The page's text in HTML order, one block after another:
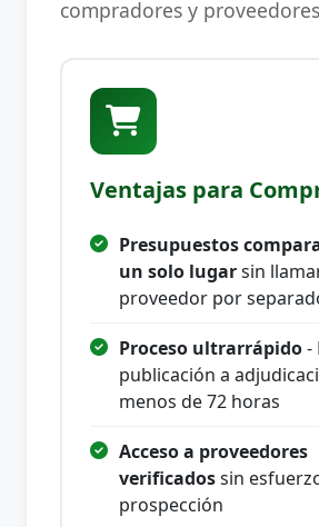
compradores y proveedores
Ventajas para
Presupuestos
un solo lugarsin
proveedor por
Proceso ultrarrápido-
publicación a
menos de 72 horas
Acceso a proveedores
verificadossin
prospección